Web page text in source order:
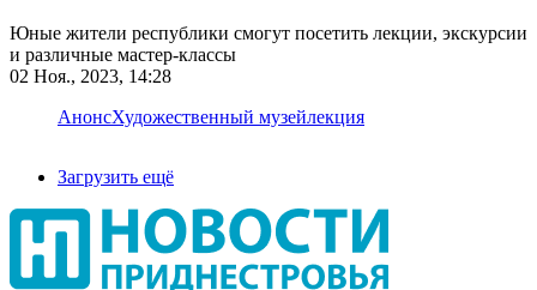
Юные жители республики смогут посетить лекции, экскурсии
и различные мастер-классы
02 Ноя., 2023, 14:28
АнонсХудожественный музейлекция
Загрузить ещё